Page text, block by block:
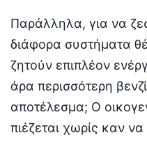
Παράλληλα, για να
διάφορα συστήματα
ζητούν επιπλέον
άρα περισσότερη
αποτέλεσμα; Ο
πιέζεται χωρίς καν